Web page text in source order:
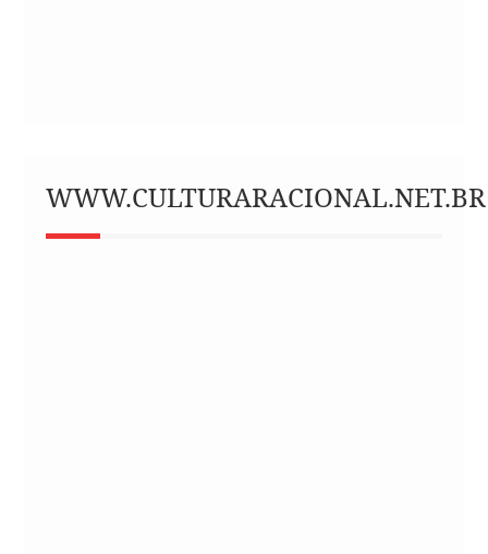
WWW.CULTURARACIONAL.NET.BR